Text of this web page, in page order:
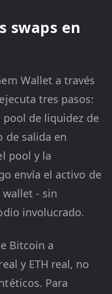
swaps en
Wallet a través
tres pasos:
de liquidez de
de salida en
pool y la
envía el activo de
- sin
involucrado.
Bitcoin a
y ETH real, no
Para